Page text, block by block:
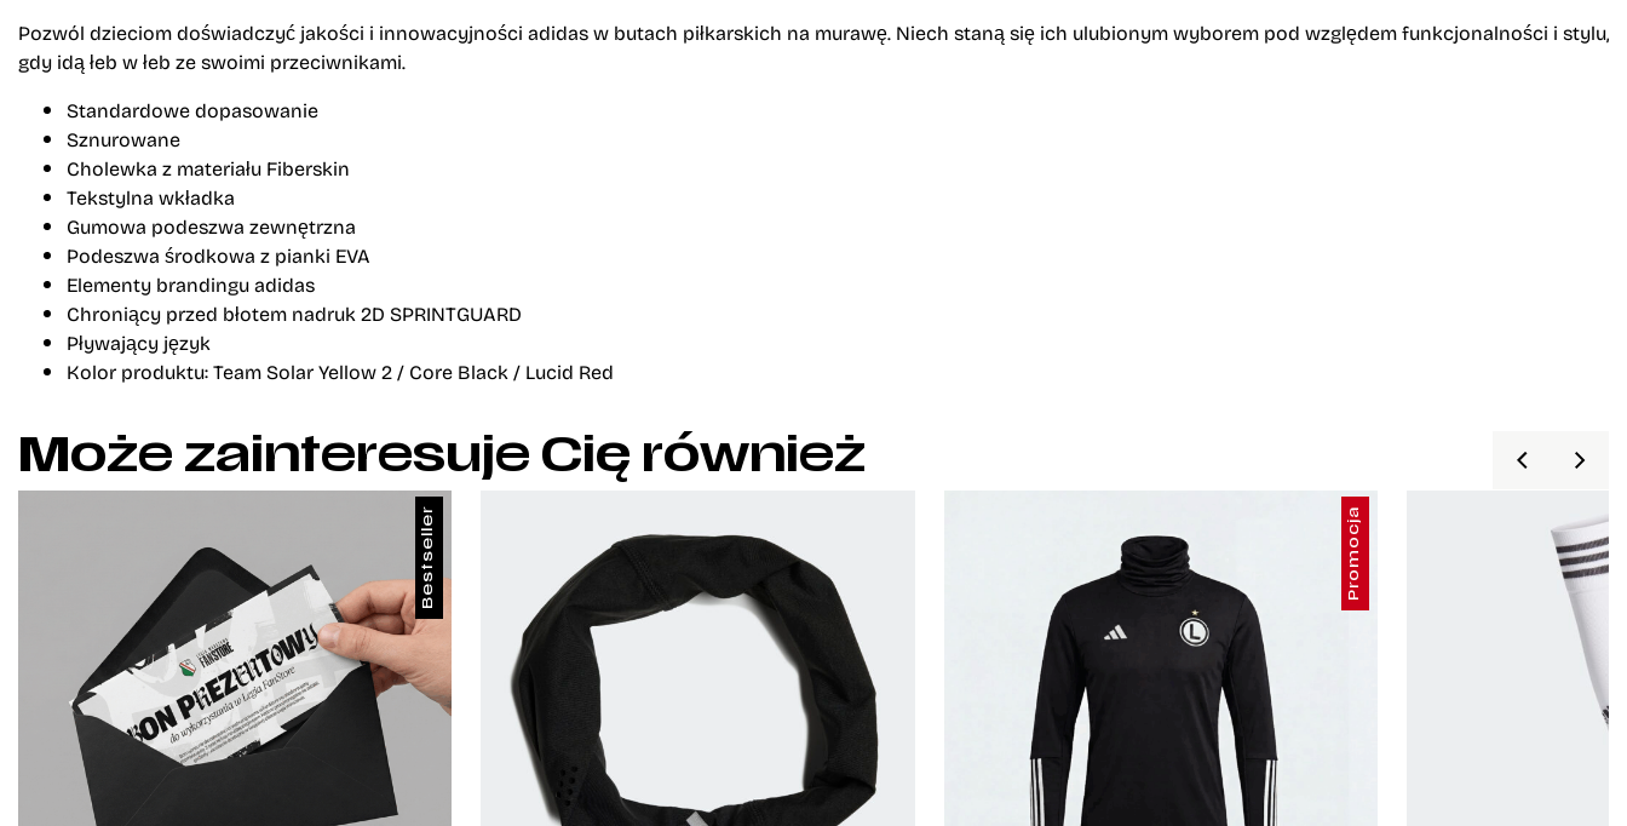
Pozwól dzieciom doświadczyć jakości i innowacyjności adidas w butach piłkarskich na murawę. Niech staną się ich ulubionym wyborem pod względem funkcjonalności i stylu,
gdy idą łeb w łeb ze swoimi przeciwnikami.
Standardowe dopasowanie
Sznurowane
Cholewka z materiału Fiberskin
Tekstylna wkładka
Gumowa podeszwa zewnętrzna
Podeszwa środkowa z pianki EVA
Elementy brandingu adidas
Chroniący przed błotem nadruk 2D SPRINTGUARD
Pływający język
Kolor produktu: Team Solar Yellow 2 / Core Black / Lucid Red
Może zainteresuje Cię również
Bestseller Promocja